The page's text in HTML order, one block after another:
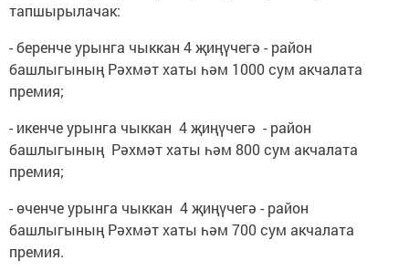
тапшырылачак:
- беренче урынга чыккан 4 җиңүчегә - район
башлыгының Рәхмәт хаты һәм 1000 сум акчалата
премия;
- икенче урынга чыккан 4 җиңүчегә - район
башлыгының Рәхмәт хаты һәм 800 сум акчалата
премия;
- өченче урынга чыккан 4 җиңүчегә - район
башлыгының Рәхмәт хаты һәм 700 сум акчалата
премия.